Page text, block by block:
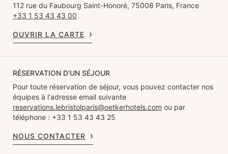
112 rue du Faubourg Saint-Honoré, 75008 Paris, France
+33 1 53 43 43 00
OUVRIR LA CARTE
RÉSERVATION D'UN SÉJOUR
Pour toute réservation de séjour, vous pouvez contacter nos
équipes à l'adresse email suivante
reservations.lebristolparis@oetkerhotels.com ou par
téléphone : +33 1 53 43 43 25
NOUS CONTACTER